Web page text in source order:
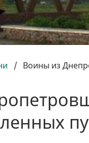
/ Воины из